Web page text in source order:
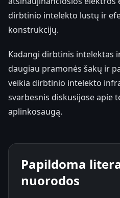
dirbtinio intelekto lustų ir
konstrukcijų.
Kadangi dirbtinis intelektas
daugiau pramonės šakų ir
veikia dirbtinio intelekto
svarbesnis diskusijose apie
aplinkosaugą.
Papildoma
nuorodos